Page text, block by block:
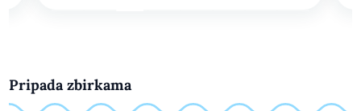
Pripada zbirkama